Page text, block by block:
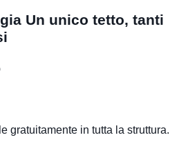
Un unico tetto, tanti
gratuitamente in tutta la struttura.